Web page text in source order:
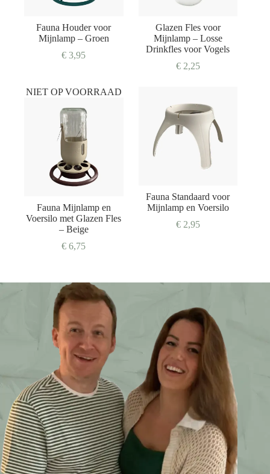
Fauna Houder voor
Mijnlamp – Groen
€ 3,95
Glazen Fles voor
Mijnlamp – Losse
Drinkfles voor Vogels
€2,25
NIET OP VOORRAAD
Fauna Mijnlamp en
Voersilo met Glazen Fles
– Beige
€ 6,75
Fauna Standaard voor
Mijnlamp en Voersilo
€2,95